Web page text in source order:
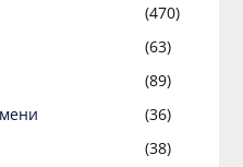
(470)
(63)
(89)
(36)
(38)